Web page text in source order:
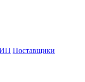
Поставщики